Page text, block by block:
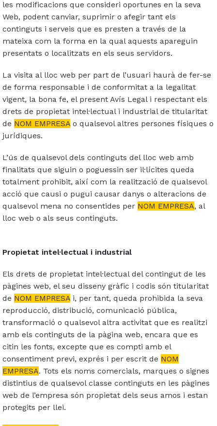
les modificacions que consideri oportunes en la seva
Web, podent canviar, suprimir o afegir tant els
continguts i serveis que es presten a través de la
mateixa com la forma en la qual aquests apareguin
presentats o localitzats en els seus servidors.
La visita al lloc web per part de l’usuari haurà de fer-se
de forma responsable i de conformitat a la legalitat
vigent, la bona fe, el present Avís Legal i respectant els
drets de propietat intel·lectual i industrial de titularitat
de NOM EMPRESA o qualsevol altres persones físiques o
jurídiques.
L’ús de qualsevol dels continguts del lloc web amb
finalitats que siguin o poguessin ser il·lícites queda
totalment prohibit, així com la realització de qualsevol
acció que causi o pugui causar danys o alteracions de
qualsevol mena no consentides per NOM EMPRESA, al
lloc web o als seus continguts.
Propietat intel·lectual i industrial
Els drets de propietat intel·lectual del contingut de les
pàgines web, el seu disseny gràfic i codis són titularitat
de NOM EMPRESA i, per tant, queda prohibida la seva
reproducció, distribució, comunicació pública,
transformació o qualsevol altra activitat que es realitzi
amb els continguts de la pàgina web, encara que es
citin les fonts, excepte que es compti amb el
consentiment previ, exprés i per escrit de NOM
EMPRESA. Tots els noms comercials, marques o signes
distintius de qualsevol classe continguts en les pàgines
web de l’empresa són propietat dels seus amos i estan
protegits per llei.